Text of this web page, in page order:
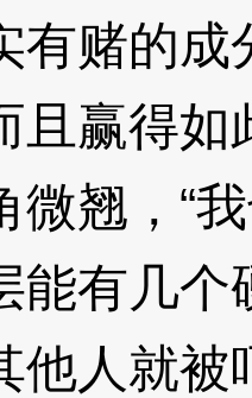
有赌的
且赢得如
翘，“我
能有几
他人就